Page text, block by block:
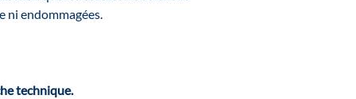
ni endommagées.
technique.